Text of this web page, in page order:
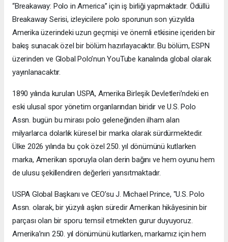
“Breakaway: Polo in America” için iş birliği yapmaktadır. Ödüllü
Breakaway Serisi, izleyicilere polo sporunun son yüzyılda
Amerika üzerindeki uzun geçmişi ve önemli etkisine içeriden bir
bakış sunacak özel bir bölüm hazırlayacaktır. Bu bölüm, ESPN
üzerinden ve Global Polo’nun YouTube kanalında global olarak
yayınlanacaktır.
1890 yılında kurulan USPA, Amerika Birleşik Devletleri’ndeki en
eski ulusal spor yönetim organlarından biridir ve U.S. Polo
Assn. bugün bu mirası polo geleneğinden ilham alan
milyarlarca dolarlık küresel bir marka olarak sürdürmektedir.
Ülke 2026 yılında bu çok özel 250. yıl dönümünü kutlarken
marka, Amerikan sporuyla olan derin bağını ve hem oyunu hem
de ulusu şekillendiren değerleri yansıtmaktadır.
USPA Global Başkanı ve CEO’su J. Michael Prince, "U.S. Polo
Assn. olarak, bir yüzyılı aşkın süredir Amerikan hikâyesinin bir
parçası olan bir sporu temsil etmekten gurur duyuyoruz.
Amerika’nın 250. yıl dönümünü kutlarken, markamız için hem